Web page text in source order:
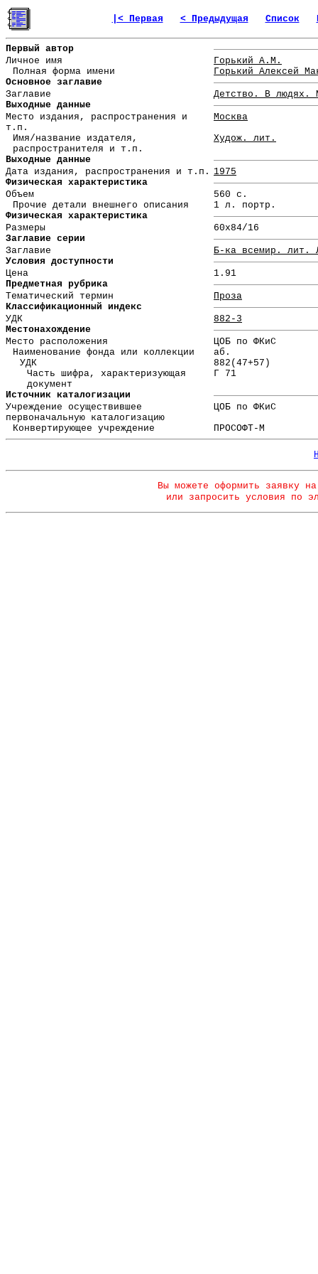
|< Первая < Предыдущая Список
Первый автор
Личное имя
Горький А.М.
Полная форма имени
Горький Алексей
Основное заглавие
Заглавие
Детство. В людях.
Выходные данные
Место издания, распространения и
т.п.
Москва
Имя/название издателя,
распространителя и т.п.
Худож. лит.
Выходные данные
Дата издания, распространения и т.п. 1975
Физическая характеристика
Объем
560 с.
Прочие детали внешнего описания
1 л. портр.
Физическая характеристика
Размеры
60x84/16
Заглавие серии
Заглавие
Б-ка всемир. лит.
Условия доступности
Цена
1.91
Предметная рубрика
Тематический термин
Проза
Классификационный индекс
УДК
882-3
Местонахождение
Место расположения
ЦОБ по ФКиС
Наименование фонда или коллекции
аб.
УДК
882(47+57)
Часть шифра, характеризующая
документ
Г 71
Источник каталогизации
Учреждение осуществившее
первоначальную каталогизацию
ЦОБ по ФКиС
Конвертирующее учреждение
ПРОСОФТ-М
Вы можете оформить заявку
или запросить условия по